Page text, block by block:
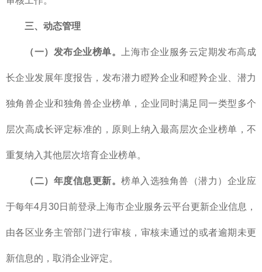
三、动态管理
（一）发布企业榜单。 上海市企业服务云定期发布高成
长企业发展年度报告，发布潜力瞪羚企业和瞪羚企业、潜力
独角兽企业和独角兽企业榜单，企业同时满足同一类型多个
层次高成长评定标准的，原则上纳入最高层次企业榜单，不
重复纳入其他层次培育企业榜单。
（二）年度信息更新。榜单入选独角兽（潜力）企业应
于每年4月30日前登录上海市企业服务云平台更新企业信息，
由各区业务主管部门进行审核，审核未通过的或者逾期未更
新信息的，取消企业评定。